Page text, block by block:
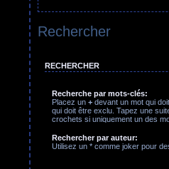
Rechercher
RECHERCHER
Recherche par mots-clés:
Placez un +devant un mot qui
qui doit être exclu. Tapez une
crochets si uniquement un des
Rechercher par auteur:
Utilisez un * comme joker pour